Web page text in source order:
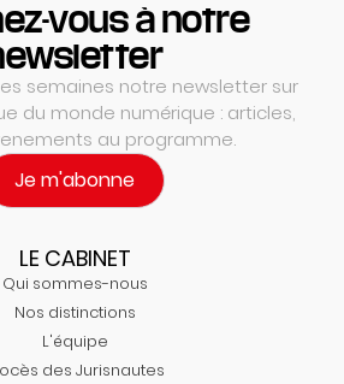
vous à notre
semaines notre newsletter sur
du monde numérique : articles,
au programme.
Je m'abonne
LE CABINET
Qui sommes-nous
Nos distinctions
L'équipe
des Jurisnautes